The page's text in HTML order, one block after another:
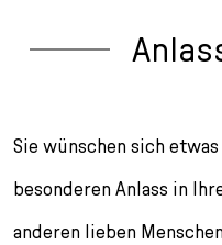
Sie wünschen sich
besonderen Anlass in
anderen lieben